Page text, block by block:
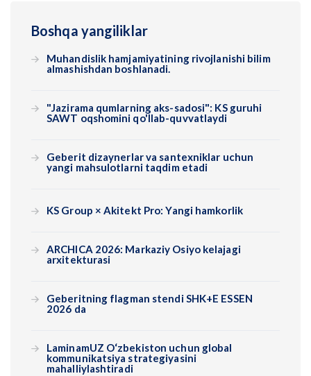
Boshqa yangiliklar
Muhandislik hamjamiyatining rivojlanishi bilim
almashishdan boshlanadi.
"Jazirama qumlarning aks-sadosi": KS guruhi
SAWT oqshomini qo'llab-quvvatlaydi
Geberit dizaynerlar va santexniklar uchun
yangi mahsulotlarni taqdim etadi
KS Group × Akitekt Pro: Yangi hamkorlik
ARCHICA 2026: Markaziy Osiyo kelajagi
arxitekturasi
Geberitning flagman stendi SHK+E ESSEN
2026 da
LaminamUZ O‘zbekiston uchun global
kommunikatsiya strategiyasini
mahalliylashtiradi